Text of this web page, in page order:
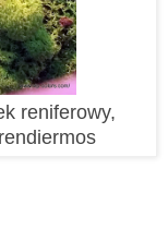
reniferowy,